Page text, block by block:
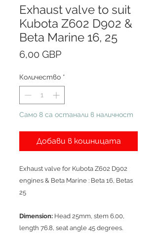
Exhaust valve to suit
Kubota Z602 D902 &
Beta Marine 16, 25
6,00 GBPЦена
Количество *
Само 8 са останали в наличност
Добави в кошницата
Exhaust valve for Kubota Z602 D902
engines & Beta Marine : Beta 16, Betas
25
Dimension: Head 25mm, stem 6.00,
length 76.8, seat angle 45 degrees.